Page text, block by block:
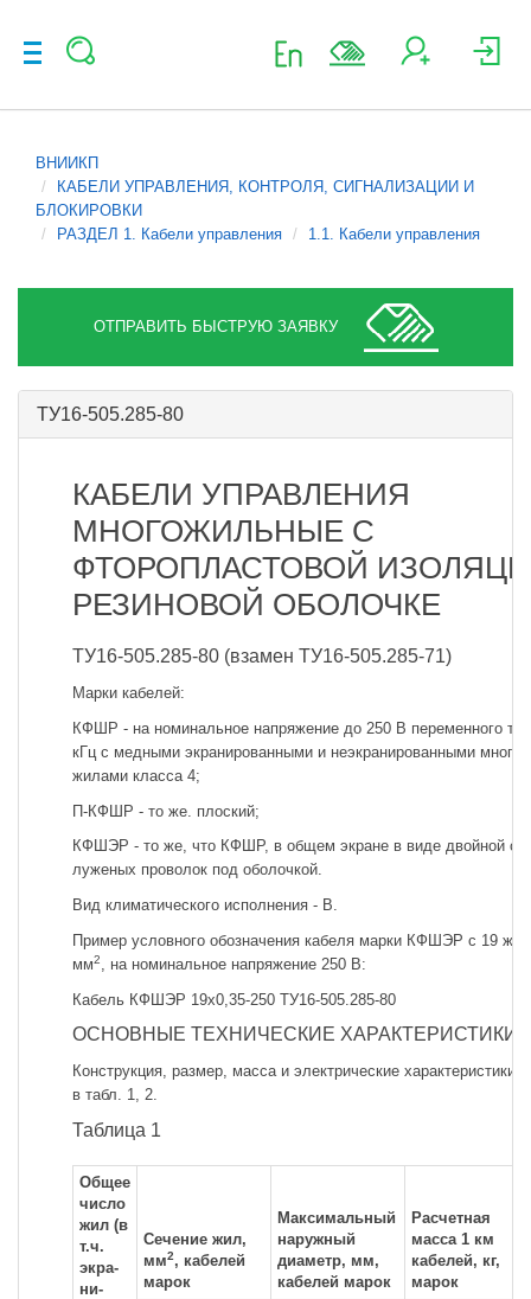
ВНИИКП
КАБЕЛИ УПРАВЛЕНИЯ, КОНТРОЛЯ, СИГНАЛИЗАЦИИ И
БЛОКИРОВКИ
РАЗДЕЛ 1. Кабели управления
1.1. Кабели управления
ОТПРАВИТЬ БЫСТРУЮ ЗАЯВКУ
ТУ16-505.285-80
КАБЕЛИ УПРАВЛЕНИЯ
МНОГОЖИЛЬНЫЕ С
ФТОРОПЛАСТОВОЙ
РЕЗИНОВОЙ ОБОЛОЧКЕ
ТУ16-505.285-80 (взамен ТУ16-505.285-71)
Марки кабелей:
КФШР - на номинальное напряжение до 250 В переменного
кГц с медными экранированными и неэкранированными
жилами класса 4;
П-КФШР - то же. плоский;
КФШЭР - то же, что КФШР, в общем экране в виде двойной
луженых проволок под оболочкой.
Вид климатического исполнения - В.
Пример условного обозначения кабеля марки КФШЭР с 19
мм2
, на номинальное напряжение 250 В:
Кабель КФШЭР 19x0,35-250 ТУ16-505.285-80
ОСНОВНЫЕ ТЕХНИЧЕСКИЕ ХАРАКТЕРИСТИКИ
Конструкция, размер, масса и электрические характеристики
в табл. 1, 2.
Таблица 1
Общее
число
жил (в
т.ч.
экра-
ни-
Сечение жил,
мм2, кабелей
марок
Максимальный
наружный
диаметр, мм,
кабелей марок
Расчетная
масса 1 км
кабелей, кг,
марок